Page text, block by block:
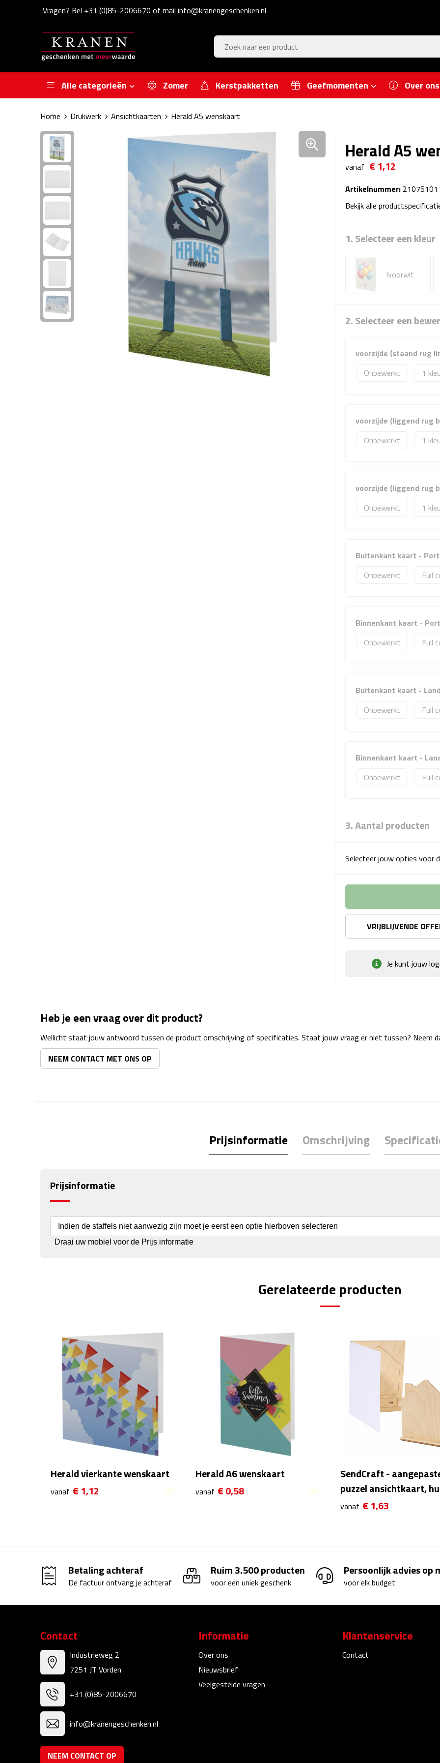
Vragen? Bel +31 (0)85-2006670 of mail info@kranengeschenken.nl
Alle categorieën Zomer Kerstpakketten Geefmomenten Over ons
Home Drukwerk Ansichtkaarten Herald A5 wenskaart
Herald A5
vanaf € 1,12
Artikelnummer: 21075101
Bekijk alle
1. Selecteer een kleur
Ivoorwit
2. Selecteer een
voorzijde (staand rug
Onbewerkt
1
voorzijde (liggend rug
Onbewerkt
1
voorzijde (liggend rug
Onbewerkt
1
Buitenkant kaart -
Onbewerkt
Full
Binnenkant kaart -
Onbewerkt
Full
Buitenkant kaart -
Onbewerkt
Full
Binnenkant kaart -
Onbewerkt
Full
3. Aantal producten
Selecteer jouw opties voor
VRIJBLIJVENDE
Je kunt jouw
Heb je een vraag over dit product?
Wellicht staat jouw antwoord tussen de product omschrijving of specificaties. Staat jouw vraag er niet tussen? Neem
NEEM CONTACT MET ONS OP
Prijsinformatie Omschrijving
Prijsinformatie
Indien de staffels niet aanwezig zijn moet je eerst een optie hierboven selecteren
Draai uw mobiel voor de Prijs informatie
Gerelateerde producten
Herald vierkante wenskaart
vanaf € 1,12
Herald A6 wenskaart
vanaf € 0,58
SendCraft -
puzzel ansichtkaart,
vanaf € 1,63
Betaling achteraf
De factuur ontvang je achteraf
Ruim 3.500 producten
voor een uniek geschenk
Persoonlijk advies op
voor elk budget
Contact
Industrieweg 2
7251 JT Vorden
+31 (0)85-2006670
info@kranengeschenken.nl
NEEM CONTACT OP
Informatie
Over ons
Nieuwsbrief
Veelgestelde vragen
Klantenservice
Contact